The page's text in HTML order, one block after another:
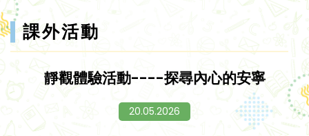
課外活動
靜觀體驗活動----探尋內心的安寧
20.05.2026